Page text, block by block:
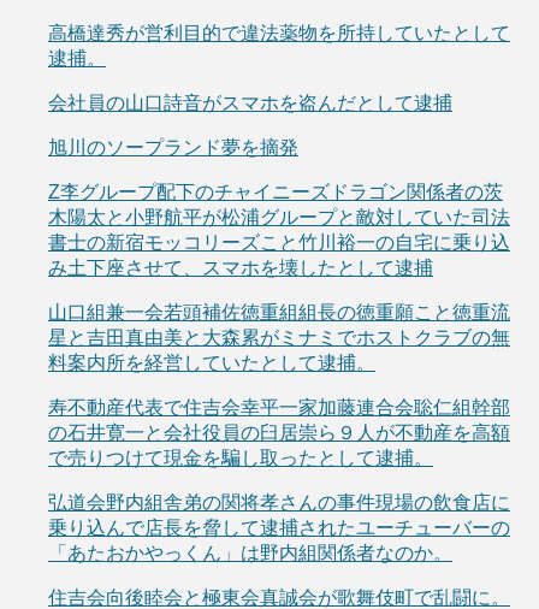
高橋達秀が営利目的で違法薬物を所持していたとして
逮捕。
会社員の山口詩音がスマホを盗んだとして逮捕
旭川のソープランド夢を摘発
Z李グループ配下のチャイニーズドラゴン関係者の茨
木陽太と小野航平が松浦グループと敵対していた司法
書士の新宿モッコリーズこと竹川裕一の自宅に乗り込
み土下座させて、スマホを壊したとして逮捕
山口組兼一会若頭補佐徳重組組長の徳重願こと徳重流
星と吉田真由美と大森累がミナミでホストクラブの無
料案内所を経営していたとして逮捕。
寿不動産代表で住吉会幸平一家加藤連合会聡仁組幹部
の石井寛一と会社役員の臼居崇ら９人が不動産を高額
で売りつけて現金を騙し取ったとして逮捕。
弘道会野内組舎弟の関将孝さんの事件現場の飲食店に
乗り込んで店長を脅して逮捕されたユーチューバーの
「あたおかやっくん」は野内組関係者なのか。
住吉会向後睦会と極東会真誠会が歌舞伎町で乱闘に。